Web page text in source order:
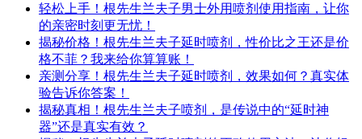
轻松上手！根先生兰夫子男士外用喷剂使用指南，让你
的亲密时刻更无忧！
揭秘价格！根先生兰夫子延时喷剂，性价比之王还是价
格不菲？我来给你算算账！
亲测分享！根先生兰夫子延时喷剂，效果如何？真实体
验告诉你答案！
揭秘真相！根先生兰夫子喷剂，是传说中的“延时神
器”还是真实有效？